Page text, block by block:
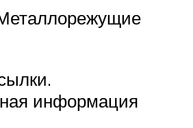
информация